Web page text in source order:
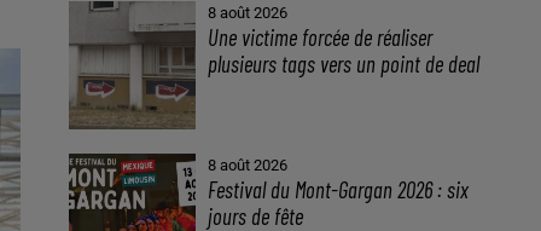
8 août 2026
Une victime forcée de réaliser
plusieurs tags vers un point de deal
8 août 2026
Festival du Mont-Gargan 2026 : six
jours de fête